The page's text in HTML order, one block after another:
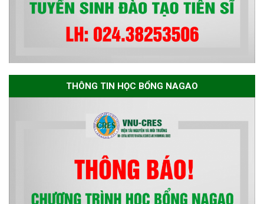
THÔNG TIN HỌC BỔNG NAGAO